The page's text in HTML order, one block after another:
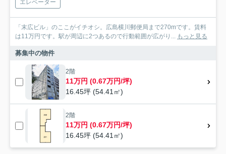
エレベーター
「末広ビル」のここがイチオシ。広島横川郵便局まで270mです。賃料
は11万円です。駅が周辺に2つあるので行動範囲が広がり... もっと見る
募集中の物件
2階
11万円 (0.67万円/坪)
16.45坪 (54.41㎡)
2階
11万円 (0.67万円/坪)
16.45坪 (54.41㎡)